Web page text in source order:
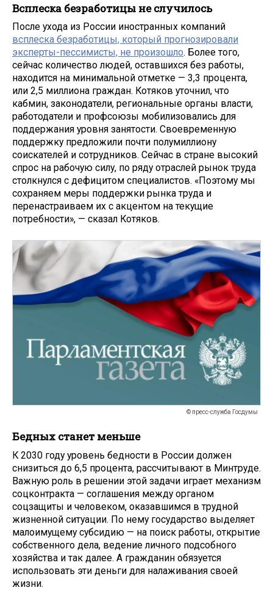
Всплеска безработицы не случилось
После ухода из России иностранных компаний
всплеска безработицы, который прогнозировали
эксперты-пессимисты, не произошло. Более того,
сейчас количество людей, оставшихся без работы,
находится на минимальной отметке — 3,3 процента,
или 2,5 миллиона граждан. Котяков уточнил, что
кабмин, законодатели, региональные органы власти,
работодатели и профсоюзы мобилизовались для
поддержания уровня занятости. Своевременную
поддержку предложили почти полумиллиону
соискателей и сотрудников. Сейчас в стране высокий
спрос на рабочую силу, по ряду отраслей рынок труда
столкнулся с дефицитом специалистов. «Поэтому мы
сохраняем меры поддержки рынка труда и
перенастраиваем их с акцентом на текущие
потребности», — сказал Котяков.
© пресс-служба Госдумы
Бедных станет меньше
К 2030 году уровень бедности в России должен
снизиться до 6,5 процента, рассчитывают в Минтруде.
Важную роль в решении этой задачи играет механизм
соцконтракта — соглашения между органом
соцзащиты и человеком, оказавшимся в трудной
жизненной ситуации. По нему государство выделяет
малоимущему субсидию — на поиск работы, открытие
собственного дела, ведение личного подсобного
хозяйства и так далее. А гражданин обязуется
использовать эти деньги для налаживания своей
жизни.